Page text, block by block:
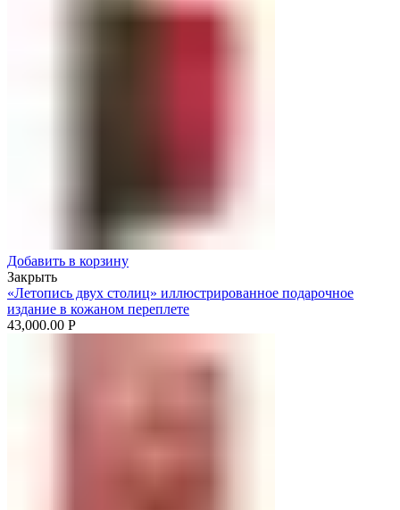
Добавить в корзину
Закрыть
«Летопись двух столиц» иллюстрированное подарочное
издание в кожаном переплете
43,000.00 Р